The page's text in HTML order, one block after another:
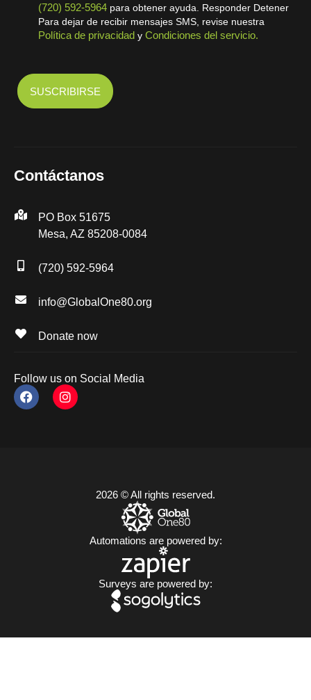
(720) 592-5964 para obtener ayuda. Responder Detener
Para dejar de recibir mensajes SMS, revise nuestra
Política de privacidad y Condiciones del servicio.
Contáctanos
PO Box 51675
Mesa, AZ 85208-0084
(720) 592-5964
info@GlobalOne80.org
Donate now
Follow us on Social Media
2026 © All rights reserved.
Automations are powered by:
Surveys are powered by: